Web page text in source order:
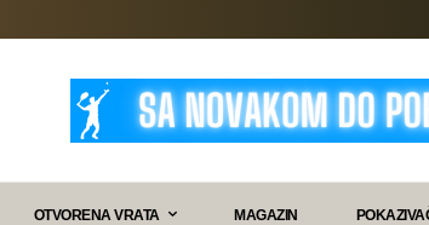
OTVORENA VRATA MAGAZIN